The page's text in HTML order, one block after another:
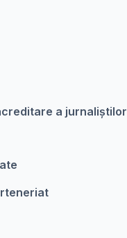
a jurnaliștilor